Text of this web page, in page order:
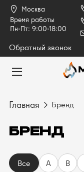
Москва
Время работы
Пн-Пт: 9:00-18:00
Обратный звонок
Главная Бренд
БРЕНД
Все A B